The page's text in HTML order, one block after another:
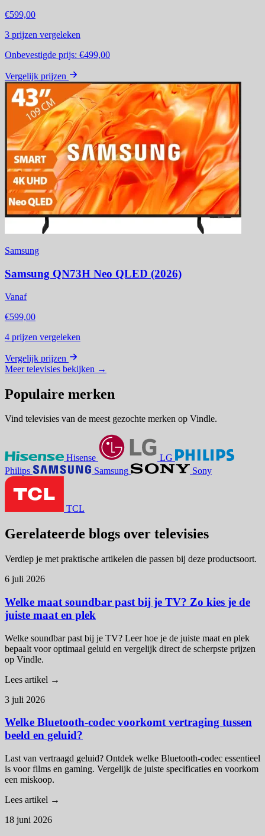
€599,00
3 prijzen vergeleken
Onbevestigde prijs: €499,00
Vergelijk prijzen
Samsung
Samsung QN73H Neo QLED (2026)
Vanaf
€599,00
4 prijzen vergeleken
Vergelijk prijzen
Meer televisies bekijken →
Populaire merken
Vind televisies van de meest gezochte merken op Vindle.
Hisense
LG
Philips
Samsung Sony
TCL
Gerelateerde blogs over televisies
Verdiep je met praktische artikelen die passen bij deze productsoort.
6 juli 2026
Welke maat soundbar past bij je TV? Zo kies je de
juiste maat en plek
Welke soundbar past bij je TV? Leer hoe je de juiste maat en plek
bepaalt voor optimaal geluid en vergelijk direct de scherpste prijzen
op Vindle.
Lees artikel →
3 juli 2026
Welke Bluetooth-codec voorkomt vertraging tussen
beeld en geluid?
Last van vertraagd geluid? Ontdek welke Bluetooth-codec essentieel
is voor films en gaming. Vergelijk de juiste specificaties en voorkom
een miskoop.
Lees artikel →
18 juni 2026